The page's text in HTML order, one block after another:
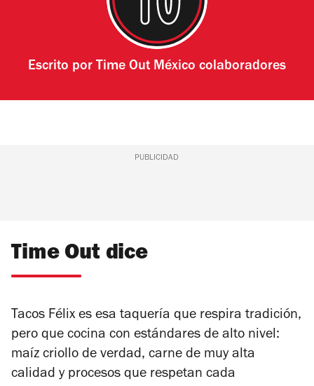
Escrito por Time Out México colaboradores
PUBLICIDAD
Time Out dice
Tacos Félix es esa taquería que respira tradición,
pero que cocina con estándares de alto nivel:
maíz criollo de verdad, carne de muy alta
calidad y procesos que respetan cada